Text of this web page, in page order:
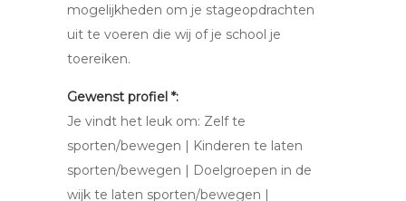
mogelijkheden om je stageopdrachten
uit te voeren die wij of je school je
toereiken.
Gewenst profiel *:
Je vindt het leuk om: Zelf te
sporten/bewegen | Kinderen te laten
sporten/bewegen | Doelgroepen in de
wijk te laten sporten/bewegen |